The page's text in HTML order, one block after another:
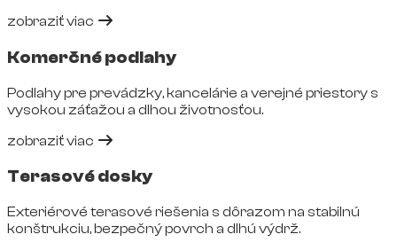
zobraziť viac
Komerčné podlahy
Podlahy pre prevádzky, kancelárie a verejné priestory s
vysokou záťažou a dlhou životnosťou.
zobraziť viac
Terasové dosky
Exteriérové terasové riešenia s dôrazom na stabilnú
konštrukciu, bezpečný povrch a dlhú výdrž.